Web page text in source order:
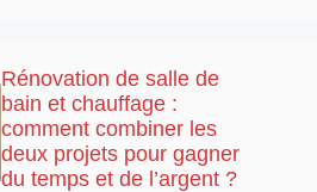
Rénovation de salle de
bain et chauffage :
comment combiner les
deux projets pour gagner
du temps et de l’argent ?